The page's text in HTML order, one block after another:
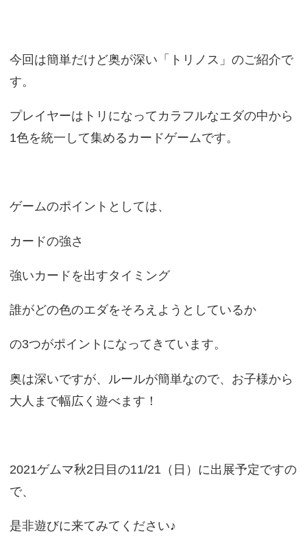
今回は簡単だけど奥が深い「トリノス」のご紹介で
す。
プレイヤーはトリになってカラフルなエダの中から
1色を統一して集めるカードゲームです。
ゲームのポイントとしては、
カードの強さ
強いカードを出すタイミング
誰がどの色のエダをそろえようとしているか
の3つがポイントになってきています。
奥は深いですが、ルールが簡単なので、お子様から
大人まで幅広く遊べます！
2021ゲムマ秋2日目の11/21（日）に出展予定ですの
で、
是非遊びに来てみてください♪